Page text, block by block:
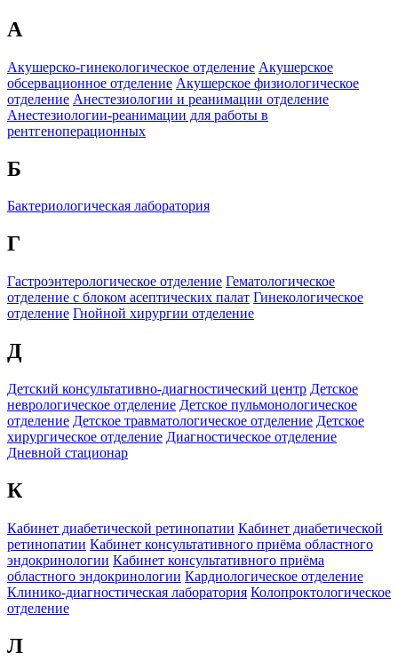
А
Акушерско-гинекологическое отделение Акушерское
обсервационное отделение Акушерское физиологическое
отделение Анестезиологии и реанимации отделение
Анестезиологии-реанимации для работы в
рентгеноперационных
Б
Бактериологическая лаборатория
Г
Гастроэнтерологическое отделение Гематологическое
отделение c блоком асептических палат Гинекологическое
отделение Гнойной хирургии отделение
Д
Детский консультативно-диагностический центр Детское
неврологическое отделение Детское пульмонологическое
отделение Детское травматологическое отделение Детское
хирургическое отделение Диагностическое отделение
Дневной стационар
К
Кабинет диабетической ретинопатии Кабинет диабетической
ретинопатии Кабинет консультативного приёма областного
эндокринологии Кабинет консультативного приёма
областного эндокринологии Кардиологическое отделение
Клинико-диагностическая лаборатория Колопроктологическое
отделение
Л